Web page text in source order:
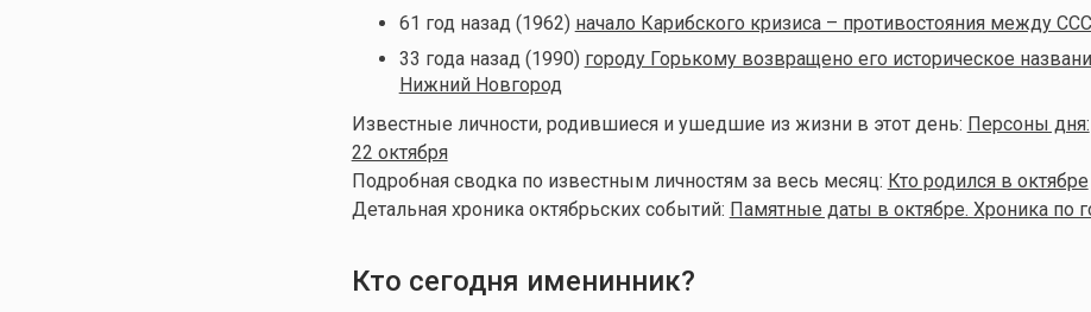
61 год назад (1962) начало Карибского кризиса – противостояния между
33 года назад (1990) городу Горькому возвращено его историческое
Нижний Новгород
Известные личности, родившиеся и ушедшие из жизни в этот день: Персоны дня:
22 октября
Подробная сводка по известным личностям за весь месяц: Кто родился в октябре
Детальная хроника октябрьских событий: Памятные даты в октябре. Хроника по
Кто сегодня именинник?